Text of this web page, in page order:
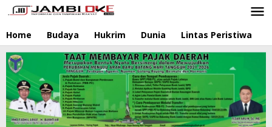
Lewati
ke
konten
Home Budaya Hukrim Dunia Lintas Peristiwa